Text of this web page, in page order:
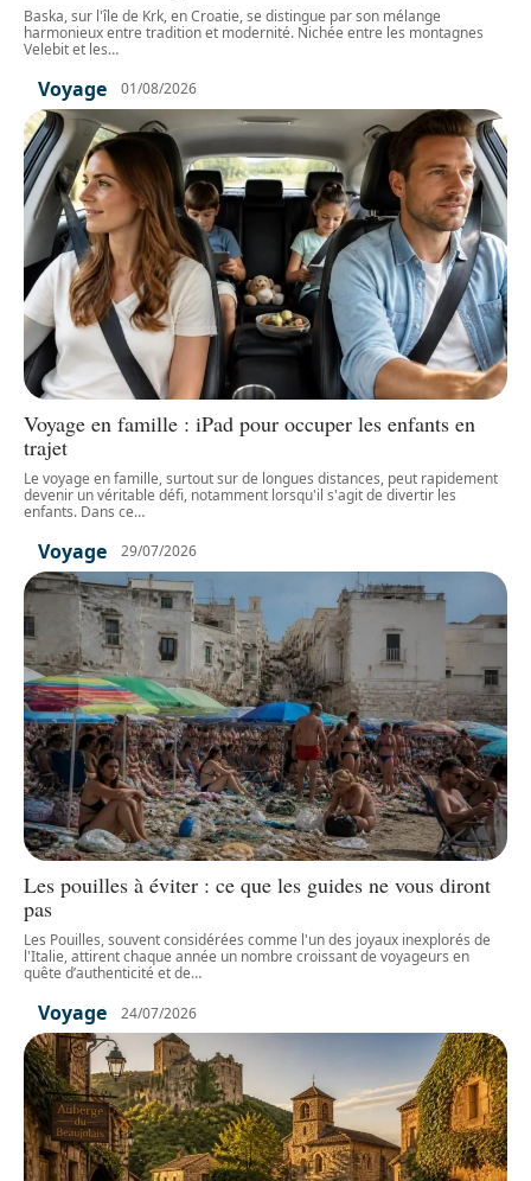
Baska, sur l'île de Krk, en Croatie, se distingue par son mélange
harmonieux entre tradition et modernité. Nichée entre les montagnes
Velebit et les…
Voyage 01/08/2026
Voyage en famille : iPad pour occuper les enfants en
trajet
Le voyage en famille, surtout sur de longues distances, peut rapidement
devenir un véritable défi, notamment lorsqu'il s'agit de divertir les
enfants. Dans ce…
Voyage 29/07/2026
Les pouilles à éviter : ce que les guides ne vous diront
pas
Les Pouilles, souvent considérées comme l'un des joyaux inexplorés de
l'Italie, attirent chaque année un nombre croissant de voyageurs en
quête d’authenticité et de…
Voyage 24/07/2026